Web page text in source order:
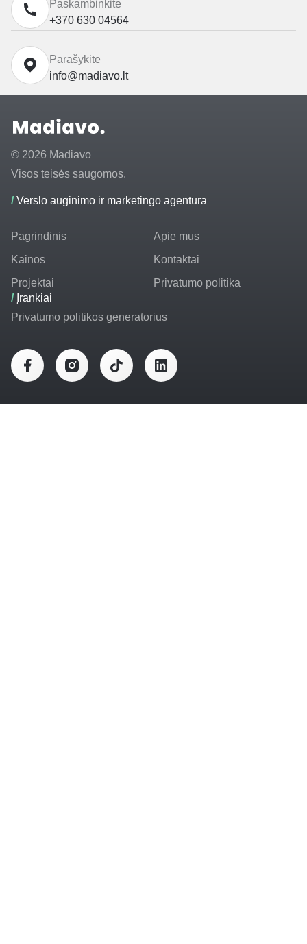
Paskambinkite
+370 630 04564
Parašykite
info@madiavo.lt
© 2026 Madiavo
Visos teisės saugomos.
/Verslo auginimo ir marketingo agentūra
Pagrindinis
Kainos
Projektai
Apie mus
Kontaktai
Privatumo politika
/Įrankiai
Privatumo politikos generatorius